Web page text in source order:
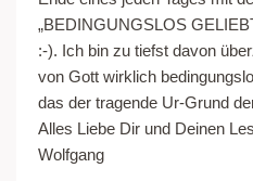
„BEDINGUNGSLOS
:-). Ich bin zu tiefst davon
von Gott wirklich
das der tragende Ur-Grund
Alles Liebe Dir und Deinen
Wolfgang